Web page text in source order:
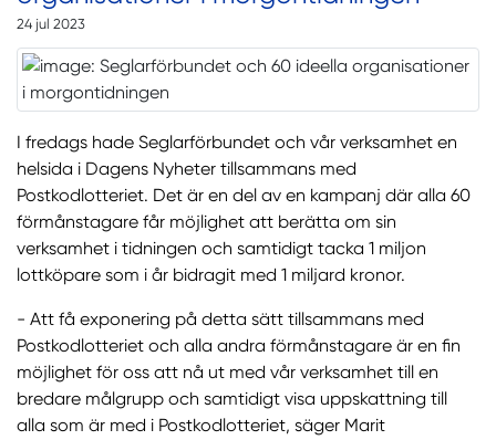
24 jul 2023
I fredags hade Seglarförbundet och vår verksamhet en
helsida i Dagens Nyheter tillsammans med
Postkodlotteriet. Det är en del av en kampanj där alla 60
förmånstagare får möjlighet att berätta om sin
verksamhet i tidningen och samtidigt tacka 1 miljon
lottköpare som i år bidragit med 1 miljard kronor.
- Att få exponering på detta sätt tillsammans med
Postkodlotteriet och alla andra förmånstagare är en fin
möjlighet för oss att nå ut med vår verksamhet till en
bredare målgrupp och samtidigt visa uppskattning till
alla som är med i Postkodlotteriet, säger Marit